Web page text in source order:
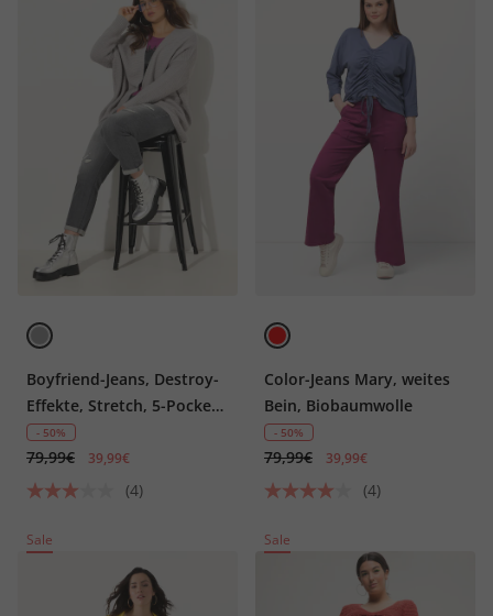
Boyfriend-Jeans, Destroy-
Effekte, Stretch, 5-Pocket-
Schnitt
- 50%
79,99€ 39,99€
(4)
Color-Jeans Mary, weites
Bein, Biobaumwolle
- 50%
79,99€ 39,99€
(4)
Sale Sale